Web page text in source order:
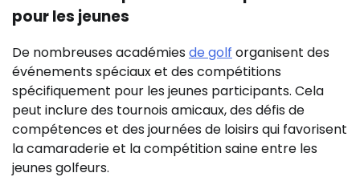
pour les jeunes
De nombreuses académiesde golf organisent des
événements spéciaux et des compétitions
spécifiquement pour les jeunes participants. Cela
peut inclure des tournois amicaux, des défis de
compétences et des journées de loisirs qui favorisent
la camaraderie et la compétition saine entre les
jeunes golfeurs.